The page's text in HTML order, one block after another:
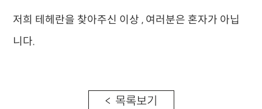
​저희 테헤란을 찾아주신 이상 , 여러분은 혼자가 아닙
니다.
< 목록보기